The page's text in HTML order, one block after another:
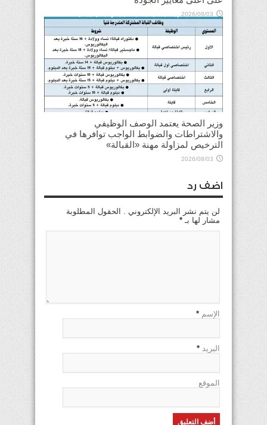
2026/08/03
وزير الصحة يعتمد الوصف الوظيفي
والاشتراطات والضوابط الواجب توافرها في
الترخيص لمزاولة مهنة «القبالة»
2026/08/03
اضف رد
لن يتم نشر البريد الإلكتروني . الحقول المطلوبة
مشار لها بـ *
الإسم *
البريد *
الموقع